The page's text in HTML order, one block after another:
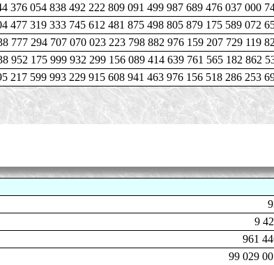
054 838 492 222 809 091 499 987 689 476 037 000
319 333 745 612 481 875 498 805 879 175 589 072
294 707 070 023 223 798 882 976 159 207 729 119
175 999 932 299 156 089 414 639 761 565 182 862
599 993 229 915 608 941 463 976 156 518 286 253
9
961
99 029